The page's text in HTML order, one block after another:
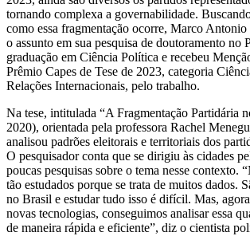
tornando complexa a governabilidade.
como essa fragmentação ocorre, Marco Antonio
o assunto em sua pesquisa de doutoramento no
graduação em Ciência Política e recebeu
Prêmio Capes de Tese de 2023, categoria
Relações Internacionais, pelo trabalho.
Na tese, intitulada “A Fragmentação Partidária
2020), orientada pela professora Rachel
analisou padrões eleitorais e territoriais dos
O pesquisador conta que se dirigiu às cidades
poucas pesquisas sobre o tema nesse contexto.
tão estudados porque se trata de muitos dados.
no Brasil e estudar tudo isso é difícil. Mas,
novas tecnologias, conseguimos analisar essa
de maneira rápida e eficiente”, diz o cientista